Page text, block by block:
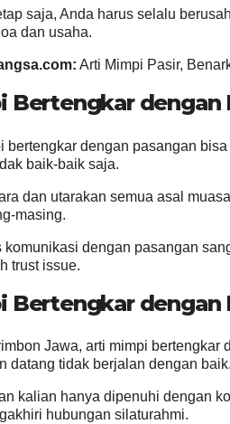
saja, Anda harus selalu
dan usaha.
Arti Mimpi Pasir,
Bertengkar dengan
bertengkar dengan pasangan
baik-baik saja.
dan utarakan semua asal
masing.
komunikasi dengan pasangan
trust issue.
Bertengkar dengan
Jawa, arti mimpi
datang tidak berjalan dengan baik.
kalian hanya dipenuhi dengan
hubungan silaturahmi.